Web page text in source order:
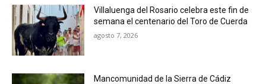
Villaluenga del Rosario celebra este fin de
semana el centenario del Toro de Cuerda
agosto 7, 2026
Mancomunidad de la Sierra de Cádiz